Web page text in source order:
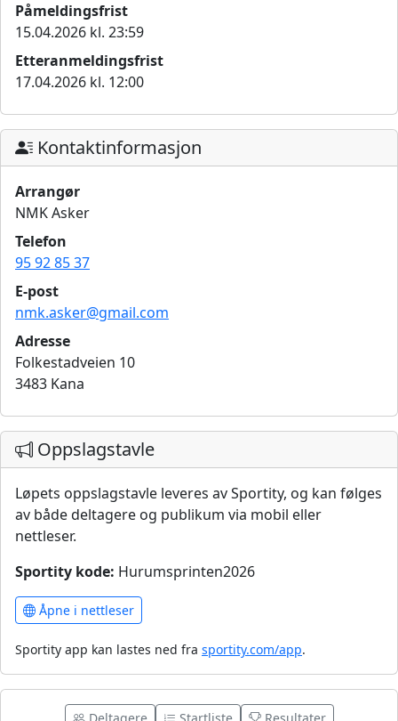
Påmeldingsfrist
15.04.2026 kl. 23:59
Etteranmeldingsfrist
17.04.2026 kl. 12:00
Kontaktinformasjon
Arrangør
NMK Asker
Telefon
95 92 85 37
E-post
nmk.asker@gmail.com
Adresse
Folkestadveien 10
3483 Kana
Oppslagstavle
Løpets oppslagstavle leveres av Sportity, og kan følges
av både deltagere og publikum via mobil eller
nettleser.
Sportity kode: Hurumsprinten2026
Åpne i nettleser
Sportity app kan lastes ned fra sportity.com/app.